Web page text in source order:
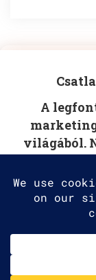
cookies to
Consenting to
data such as
Not consenting
affect certain
A
világából.